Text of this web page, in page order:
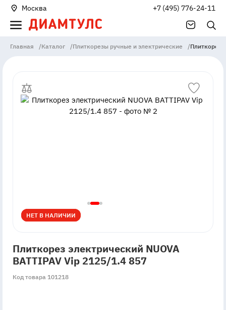
Москва +7 (495) 776-24-11
Главная /Каталог /Плиткорезы ручные и электрические /Плиткорез
НЕТ В НАЛИЧИИ
НЕТ В НАЛИЧИИ
Плиткорез электрический NUOVA
BATTIPAV Vip 2125/1.4 857
Код товара 101218